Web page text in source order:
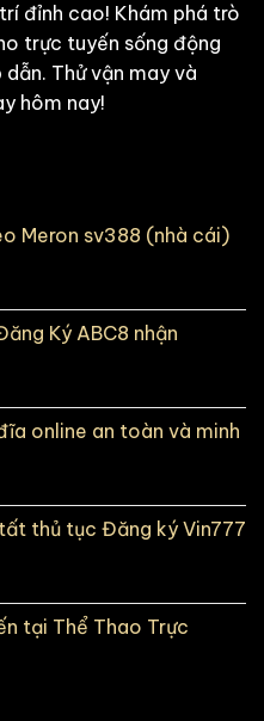
đỉnh cao! Khám phá trò
trực tuyến sống động
Thử vận may và
hôm nay!
Meron sv388 (nhà cái)
nên
cược?
Ký ABC8 nhận
Hướng
ABC8
online an toàn và minh
hướng
chơi
thủ tục Đăng ký Vin777
phút
tại Thể Thao Trực